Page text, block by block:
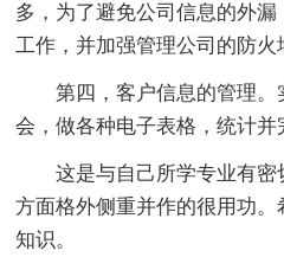
多，为了避免公司信息的外
工作，并加强管理公司的防火
第四，客户信息的管理
会，做各种电子表格，统计并
这是与自己所学专业有
方面格外侧重并作的很用功
知识。